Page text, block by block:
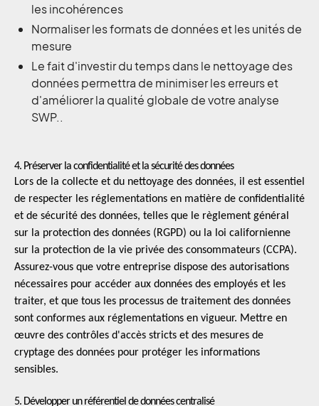
les incohérences
Normaliser les formats de données et les unités de
mesure
Le fait d'investir du temps dans le nettoyage des
données permettra de minimiser les erreurs et
d'améliorer la qualité globale de votre analyse
SWP..
4. Préserver la confidentialité et la sécurité des données
Lors de la collecte et du nettoyage des données, il est essentiel
de respecter les réglementations en matière de confidentialité
et de sécurité des données, telles que le règlement général
sur la protection des données (RGPD) ou la loi californienne
sur la protection de la vie privée des consommateurs (CCPA).
Assurez-vous que votre entreprise dispose des autorisations
nécessaires pour accéder aux données des employés et les
traiter, et que tous les processus de traitement des données
sont conformes aux réglementations en vigueur. Mettre en
œuvre des contrôles d'accès stricts et des mesures de
cryptage des données pour protéger les informations
sensibles.
5. Développer un référentiel de données centralisé